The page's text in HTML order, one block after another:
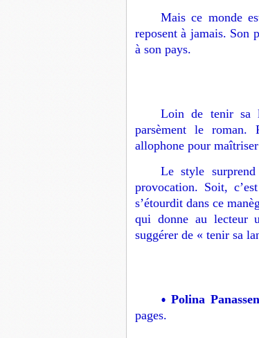
Mais ce monde
reposent à jamais. Son
à son pays.
Loin de tenir sa
parsèment le roman.
allophone pour
Le style
provocation. Soit,
s’étourdit dans ce
qui donne au lecteur
suggérer de « tenir sa
•Polina
pages.